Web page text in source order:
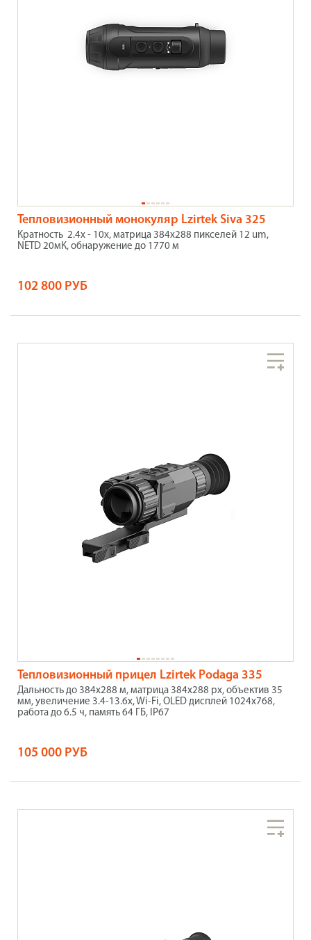
Тепловизионный монокуляр Lzirtek Siva 325
Кратность 2.4x - 10x, матрица 384x288 пикселей 12 um,
NETD 20мК, обнаружение до 1770 м
102 800 РУБ
Тепловизионный прицел Lzirtek Podaga 335
Дальность до 384x288 м, матрица 384x288 px, объектив 35
мм, увеличение 3.4-13.6x, Wi-Fi, OLED дисплей 1024х768,
работа до 6.5 ч, память 64 ГБ, IP67
105 000 РУБ